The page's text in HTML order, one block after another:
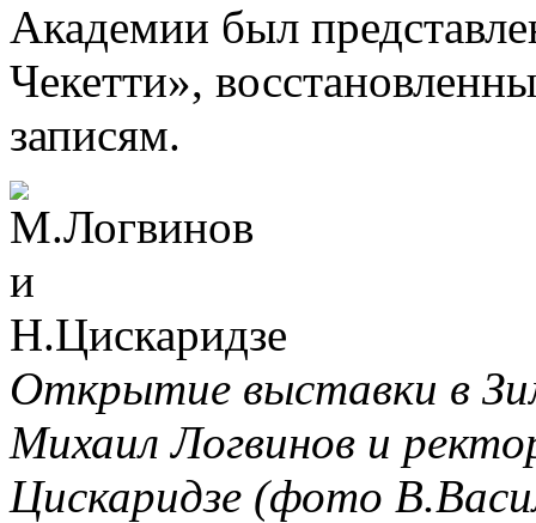
Академии был
Чекетти»,
записям.
Открытие выставки в
Михаил Логвинов и
Цискаридзе (фото